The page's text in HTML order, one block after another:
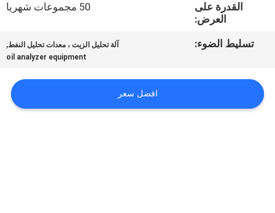
أخبار
اطلب
اقتباس
القدرة على
العرض:
50 مجموعات شهريا
تسليط الضوء: آلة تحليل الزيت ، معدات تحليل النفط,
oil analyzer equipment
افضل سعر